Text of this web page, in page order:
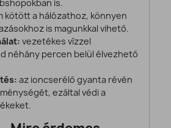
is.
kötött a hálózathoz, könnyen
is magunkkal vihető.
vezetékes vízzel
néhány percen belül élvezhető
az ioncserélő gyanta révén
ezáltal védi a